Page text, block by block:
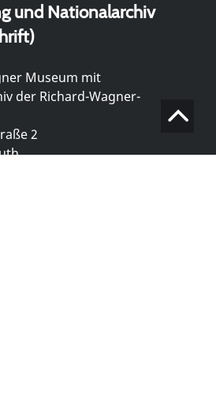
und Nationalarchiv
Museum mit
der Richard-Wagner-
2